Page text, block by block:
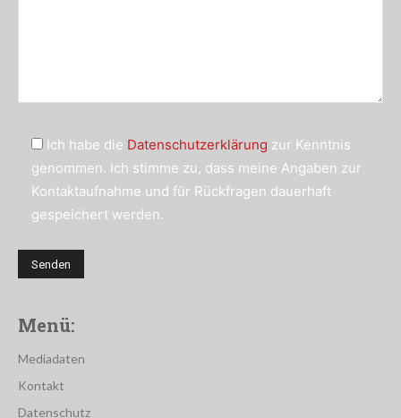
Ich habe die Datenschutzerklärung zur Kenntnis
genommen. Ich stimme zu, dass meine Angaben zur
Kontaktaufnahme und für Rückfragen dauerhaft
gespeichert werden.
Menü:
Mediadaten
Kontakt
Datenschutz